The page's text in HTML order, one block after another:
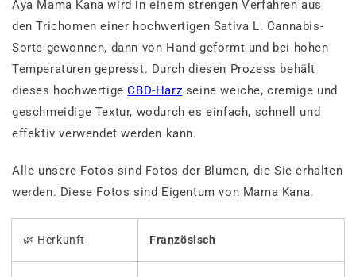
Aya Mama Kana wird in einem strengen Verfahren aus
den Trichomen einer hochwertigen Sativa L. Cannabis-
Sorte gewonnen, dann von Hand geformt und bei hohen
Temperaturen gepresst. Durch diesen Prozess behält
dieses hochwertigeCBD-Harz seine weiche, cremige und
geschmeidige Textur, wodurch es einfach, schnell und
effektiv verwendet werden kann.
Alle unsere Fotos sind Fotos der Blumen, die Sie erhalten
werden. Diese Fotos sind Eigentum von Mama Kana.
🌿 Herkunft Französisch